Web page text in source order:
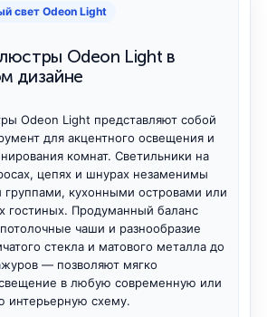
Loft it
Odeon Light
свет Odeon Light
Odeon Light в
дизайне
Odeon Light представляют собой
для акцентного освещения и
комнат. Светильники на
цепях и шнурах незаменимы
кухонными островами или
гостиных. Продуманный баланс
чаши и разнообразие
стекла и матового металла до
— позволяют мягко
в любую современную или
интерьерную схему.